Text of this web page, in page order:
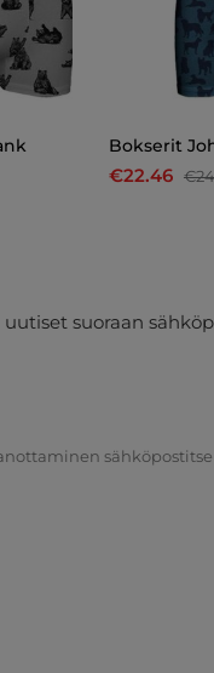
Bokserit
€22.46
suoraan
sähköpostitse